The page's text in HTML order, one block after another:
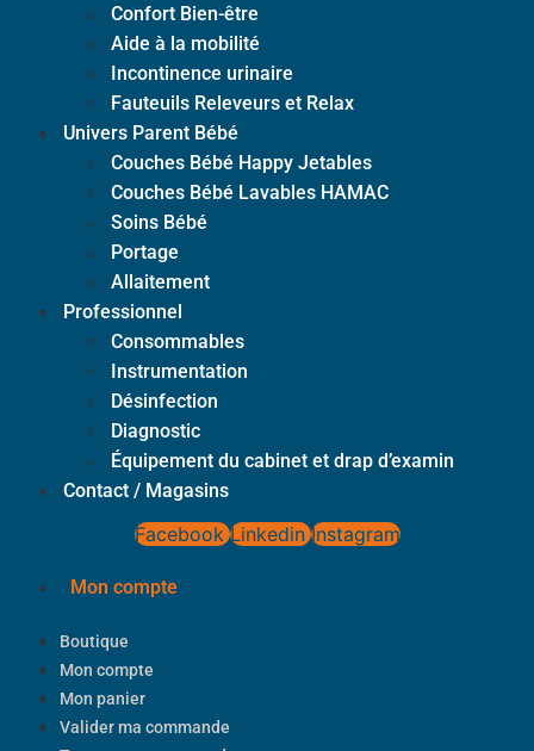
Confort Bien-être
Aide à la mobilité
Incontinence urinaire
Fauteuils Releveurs et Relax
Univers Parent Bébé
Couches Bébé Happy Jetables
Couches Bébé Lavables HAMAC
Soins Bébé
Portage
Allaitement
Professionnel
Consommables
Instrumentation
Désinfection
Diagnostic
Équipement du cabinet et drap d’examin
Contact / Magasins
Facebook Linkedin Instagram
Mon compte
Boutique
Mon compte
Mon panier
Valider ma commande